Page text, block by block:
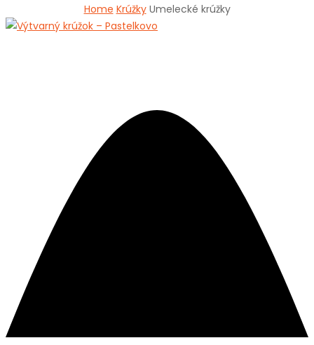
Home Krúžky Umelecké krúžky